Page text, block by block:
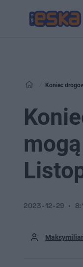
Koniec
2023-12-29